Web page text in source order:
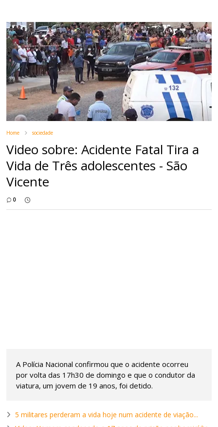
Home sociedade
Video sobre: Acidente Fatal Tira a
Vida de Três adolescentes - São
Vicente
0
A Polícia Nacional confirmou que o acidente ocorreu
por volta das 17h30 de domingo e que o condutor da
viatura, um jovem de 19 anos, foi detido.
5 militares perderam a vida hoje num acidente de viação...